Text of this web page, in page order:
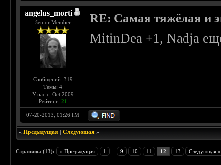
angelus_morti
Senior Member
Сообщений: 319
Темы: 4
У нас с: Oct 2009
Рейтинг: 21
RE: Самая тяжёлая и
MitinDea +1, Nadja
07-20-2013, 01:26 PM
«Предыдущая |Следующая »
Страницы (13): « Предыдущая 1 9 10 11 12 13 Следующая »